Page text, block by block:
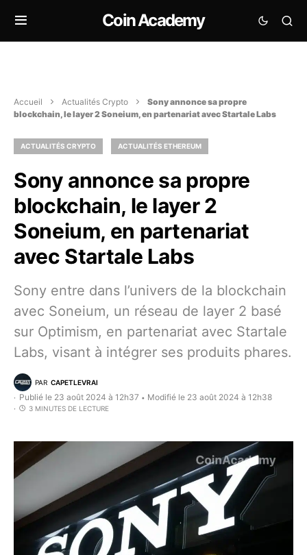
Coin Academy
Accueil Actualités Crypto
Sony annonce sa propre
blockchain, le layer 2 Soneium, en partenariat avec Startale Labs
ACTUALITÉS CRYPTO ACTUALITÉS ETHEREUM
Sony annonce sa propre
blockchain, le layer 2
Soneium, en partenariat
avec Startale Labs
Sony entre dans l’univers de la blockchain
avec Soneium, un réseau de layer 2 basé
sur Optimism, en partenariat avec Startale
Labs, visant à intégrer ses produits phares.
PAR CAPETLEVRAI
Publié le 23 août 2024 à 12h37 • Modifié le 23 août 2024 à 12h38
3 MINUTES DE LECTURE